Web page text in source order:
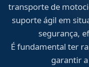
transporte de
suporte ágil em
segurança,
É fundamental ter
garantir